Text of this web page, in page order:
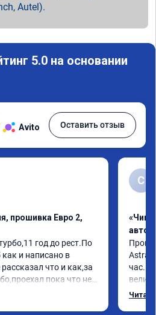
Autel).
5.0 на основании
Avito Оставить отзыв
прошивка Евро 2,
год до рест.По
как и написано в
что и как,за
пока что не
отклик на педаль
С
«Чип
Astra
час.